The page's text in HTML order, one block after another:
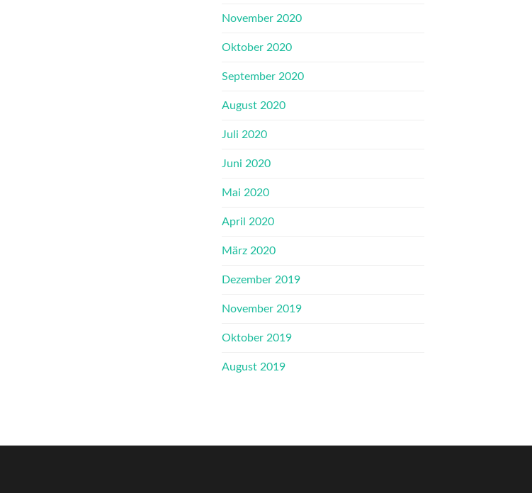
November 2020
Oktober 2020
September 2020
August 2020
Juli 2020
Juni 2020
Mai 2020
April 2020
März 2020
Dezember 2019
November 2019
Oktober 2019
August 2019